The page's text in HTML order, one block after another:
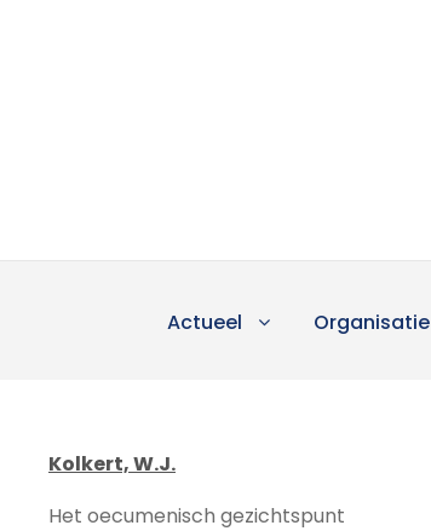
Actueel Organisatie
Kolkert, W.J.
Het oecumenisch gezichtspunt